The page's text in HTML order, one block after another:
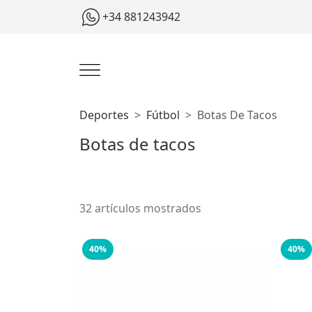
+34 881243942
Deportes Fútbol Botas De Tacos
Botas de tacos
32 artículos mostrados
40% 40%